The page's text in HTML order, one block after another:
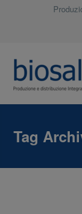
Tag